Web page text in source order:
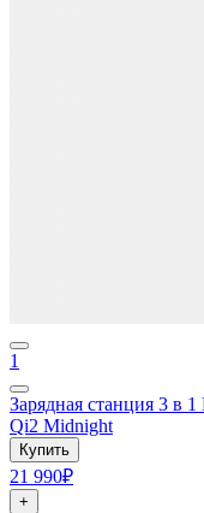
1
Зарядная станция 3 в
Qi2 Midnight
Купить
21 990₽
+